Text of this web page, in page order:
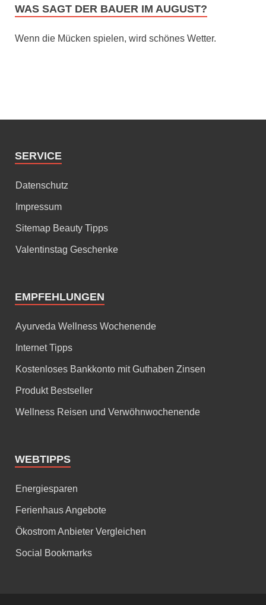
WAS SAGT DER BAUER IM AUGUST?
Wenn die Mücken spielen, wird schönes Wetter.
SERVICE
Datenschutz
Impressum
Sitemap Beauty Tipps
Valentinstag Geschenke
EMPFEHLUNGEN
Ayurveda Wellness Wochenende
Internet Tipps
Kostenloses Bankkonto mit Guthaben Zinsen
Produkt Bestseller
Wellness Reisen und Verwöhnwochenende
WEBTIPPS
Energiesparen
Ferienhaus Angebote
Ökostrom Anbieter Vergleichen
Social Bookmarks